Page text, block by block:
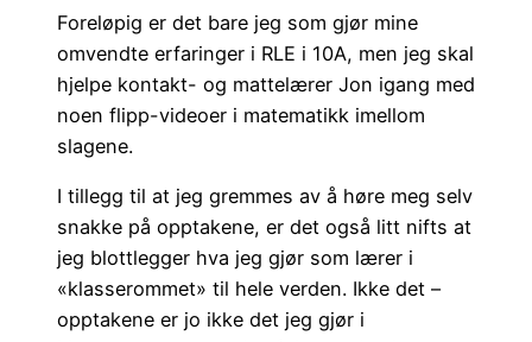
Foreløpig er det bare jeg som gjør mine
omvendte erfaringer i RLE i 10A, men jeg skal
hjelpe kontakt- og mattelærer Jon igang med
noen flipp-videoer i matematikk imellom
slagene.
I tillegg til at jeg gremmes av å høre meg selv
snakke på opptakene, er det også litt nifts at
jeg blottlegger hva jeg gjør som lærer i
«klasserommet» til hele verden. Ikke det –
opptakene er jo ikke det jeg gjør i